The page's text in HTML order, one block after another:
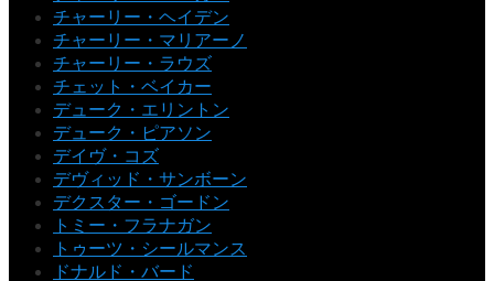
チャーリー・ヘイデン
チャーリー・マリアーノ
チャーリー・ラウズ
チェット・ベイカー
デューク・エリントン
デューク・ピアソン
デイヴ・コズ
デヴィッド・サンボーン
デクスター・ゴードン
トミー・フラナガン
トゥーツ・シールマンス
ドナルド・バード